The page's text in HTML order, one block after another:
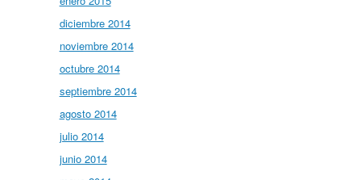
diciembre 2014
noviembre 2014
octubre 2014
septiembre 2014
agosto 2014
julio 2014
junio 2014